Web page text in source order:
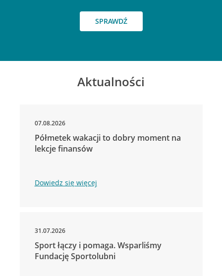
SPRAWDŹ
Aktualności
07.08.2026
Półmetek wakacji to dobry moment na
lekcje finansów
Dowiedz się więcej
31.07.2026
Sport łączy i pomaga. Wsparliśmy
Fundację Sportolubni